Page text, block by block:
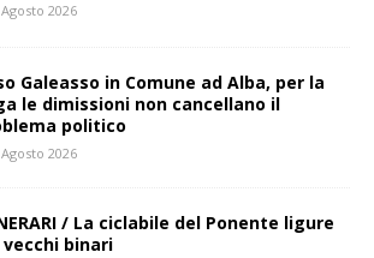
2026
Galeasso in Comune ad Alba, per la
le dimissioni non cancellano il
politico
2026
/ La ciclabile del Ponente ligure
vecchi binari